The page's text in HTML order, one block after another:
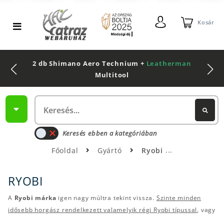
Kosár
2 db Shimano Aero Technium + Leatherman
Multitool
Keresés ebben a kategóriában
Főoldal Gyártó Ryobi
RYOBI
A Ryobi márka igen nagy múltra tekint vissza. Szinte minden
idősebb horgász rendelkezett valamelyik régi Ryobi típussal, vagy